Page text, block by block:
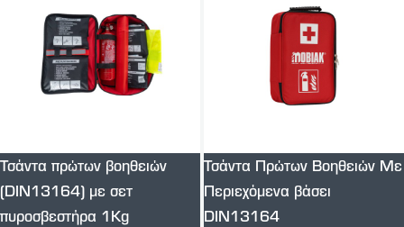
Τσάντα πρώτων βοηθειών
(DIN13164) με σετ
πυροσβεστήρα 1Kg
Τσάντα Πρώτων Βοηθειών Με
Περιεχόμενα βάσει
DIN13164